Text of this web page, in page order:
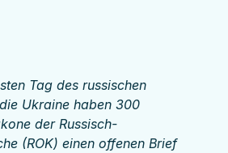
Tag des russischen
Ukraine haben 300
der Russisch-
(ROK) einen offenen Brief